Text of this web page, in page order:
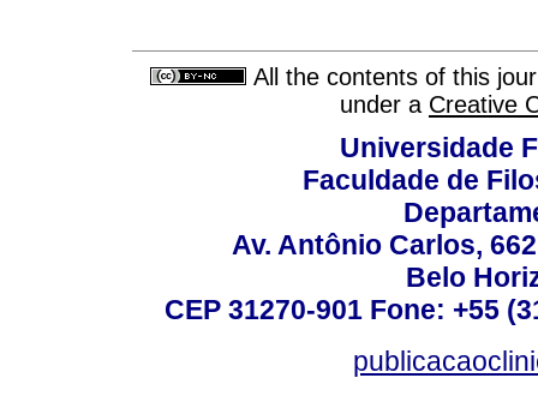
All the contents of this
under a Creative
Universidade
Faculdade de
Av. Antônio Carlos,
Belo
CEP 31270-901 Fone: +55